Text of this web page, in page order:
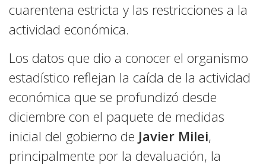
cuarentena estricta y las restricciones a la
actividad económica.
Los datos que dio a conocer el organismo
estadístico reflejan la caída de la actividad
económica que se profundizó desde
diciembre con el paquete de medidas
inicial del gobierno de Javier Milei,
principalmente por la devaluación, la